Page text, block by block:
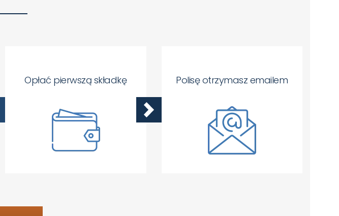
Opłać pierwszą składkę Polisę otrzymasz emailem